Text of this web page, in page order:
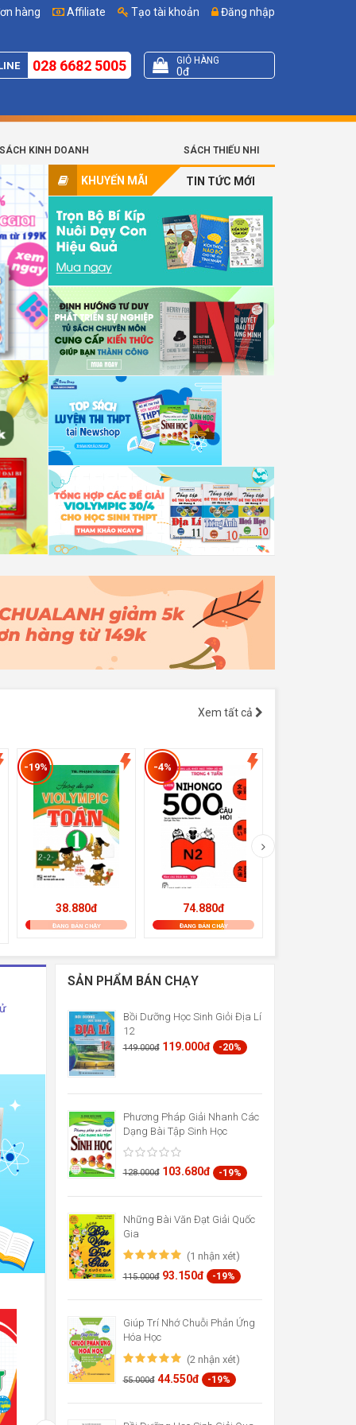
Affiliate Tạo tài khoản Đăng nhập
hàng
028 6682 5005 GIỎ HÀNG
0đ
SÁCH KINH DOANH SÁCH THIẾU NHI
KHUYẾN MÃI TIN TỨC MỚI
Xem tất cả
-19%
38.880đ
ĐANG BÁN CHẠY
-4%
74.880đ
ĐANG BÁN CHẠY
SẢN PHẨM BÁN CHẠY
Bồi Dưỡng Học Sinh Giỏi Địa Lí
12
149.000đ 119.000đ -20%
Phương Pháp Giải Nhanh Các
Dạng Bài Tập Sinh Học
128.000đ 103.680đ -19%
Những Bài Văn Đạt Giải Quốc
Gia
(1 nhận xét)
115.000đ 93.150đ -19%
Giúp Trí Nhớ Chuỗi Phản Ứng
Hóa Học
(2 nhận xét)
55.000đ 44.550đ -19%